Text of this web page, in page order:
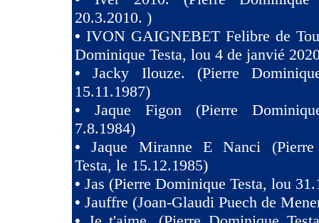
20.3.2010. )
• IVON GAIGNEBET Felibre de
Dominique Testa, lou 4 de janvié
•Jacky Ilouze. (Pierre
15.11.1987)
• Jaque Figon (Pierre
7.8.1984)
•Jaque Miranne E Nanci (Pierre
Testa, le 15.12.1985)
• Jas (Pierre Dominique Testa, lou
• Jauffre (Joan-Glaudi Puech de